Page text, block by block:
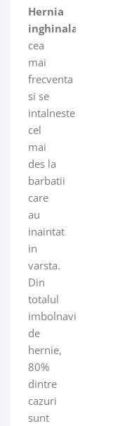
Hernia
inghinala
cea
mai
frecventa
si se
intalneste
cel
mai
des la
barbatii
care
au
inaintat
in
varsta.
Din
totalul
imbolnavirilor
de
hernie,
80%
dintre
cazuri
sunt